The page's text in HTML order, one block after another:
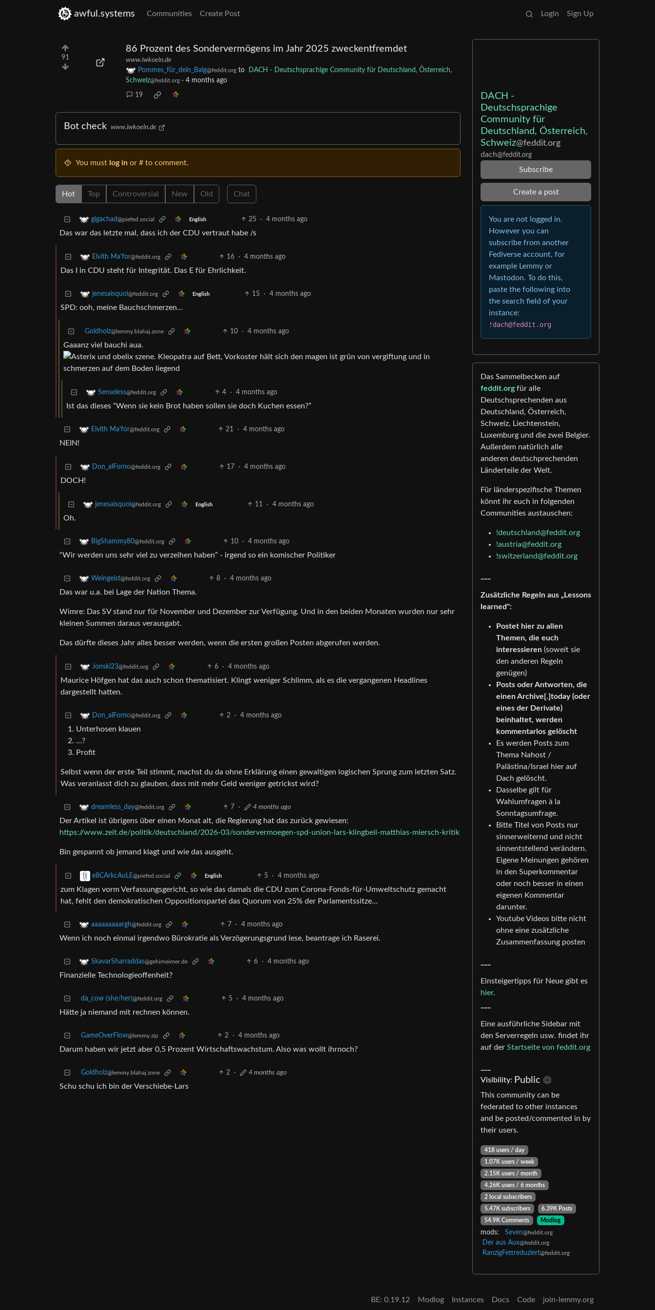
awful.systems Communities Create Post Login Sign Up
91
86 Prozent des Sondervermögens im Jahr 2025 zweckentfremdet
www.iwkoeln.de
Pommes_für_dein_Balg@feddit.org to
DACH - Deutschsprachige Community für Deutschland, Österreich,
Schweiz@feddit.org · 4 months ago
19
Bot check www.iwkoeln.de
You must log in or # to comment.
Hot Top Controversial New Old Chat
gigachad@piefed.social English 25 · 4 months ago
Das war das letzte mal, dass ich der CDU vertraut habe /s
Elvith Ma'for@feddit.org 16 · 4 months ago
Das I in CDU steht für Integrität. Das E für Ehrlichkeit.
jenesaisquoi@feddit.org English 15 · 4 months ago
SPD: ooh, meine Bauchschmerzen…
Goldholz@lemmy.blahaj.zone 10 · 4 months ago
Gaaanz viel bauchi aua.
Senseless@feddit.org 4 · 4 months ago
Ist das dieses “Wenn sie kein Brot haben sollen sie doch Kuchen essen?”
Elvith Ma'for@feddit.org 21 · 4 months ago
NEIN!
Don_alForno@feddit.org 17 · 4 months ago
DOCH!
jenesaisquoi@feddit.org English 11 · 4 months ago
Oh.
BigShammy80@feddit.org 10 · 4 months ago
“Wir werden uns sehr viel zu verzeihen haben” - irgend so ein komischer Politiker
Weingeist@feddit.org 8 · 4 months ago
Das war u.a. bei Lage der Nation Thema.
Wimre: Das SV stand nur für November und Dezember zur Verfügung. Und in den beiden Monaten wurden nur sehr
kleinen Summen daraus verausgabt.
Das dürfte dieses Jahr alles besser werden, wenn die ersten großen Posten abgerufen werden.
Jonski23@feddit.org 6 · 4 months ago
Maurice Höfgen hat das auch schon thematisiert. Klingt weniger Schlimm, als es die vergangenen Headlines
dargestellt hatten.
Don_alForno@feddit.org 2 · 4 months ago
Unterhosen klauen
…?
Profit
Selbst wenn der erste Teil stimmt, machst du da ohne Erklärung einen gewaltigen logischen Sprung zum letzten Satz.
Was veranlasst dich zu glauben, dass mit mehr Geld weniger getrickst wird?
dreamless_day@feddit.org 7 · 4 months ago
Der Artikel ist übrigens über einen Monat alt, die Regierung hat das zurück gewiesen:
https://www.zeit.de/politik/deutschland/2026-03/sondervermoegen-spd-union-lars-klingbeil-matthias-miersch-kritik
Bin gespannt ob jemand klagt und wie das ausgeht.
e8CArkcAuLE@piefed.social English 5 · 4 months ago
zum Klagen vorm Verfassungsgericht, so wie das damals die CDU zum Corona-Fonds-für-Umweltschutz gemacht
hat, fehlt den demokratischen Oppositionspartei das Quorum von 25% der Parlamentssitze…
aaaaaaaaargh@feddit.org 7 · 4 months ago
Wenn ich noch einmal irgendwo Bürokratie als Verzögerungsgrund lese, beantrage ich Raserei.
SkavarSharraddas@gehirneimer.de 6 · 4 months ago
Finanzielle Technologieoffenheit?
da_cow (she/her)@feddit.org 5 · 4 months ago
Hätte ja niemand mit rechnen können.
GameOverFlow@lemmy.zip 2 · 4 months ago
Darum haben wir jetzt aber 0,5 Prozent Wirtschaftswachstum. Also was wollt ihrnoch?
Goldholz@lemmy.blahaj.zone 2 · 4 months ago
Schu schu ich bin der Verschiebe-Lars
DACH -
Deutschsprachige
Community für
Deutschland, Österreich,
Schweiz@feddit.org
dach@feddit.org
Subscribe
Create a post
You are not logged in.
However you can
subscribe from another
Fediverse account, for
example Lemmy or
Mastodon. To do this,
paste the following into
the search field of your
instance:
!dach@feddit.org
Das Sammelbecken auf
feddit.orgfür alle
Deutschsprechenden aus
Deutschland, Österreich,
Schweiz, Liechtenstein,
Luxemburg und die zwei Belgier.
Außerdem natürlich alle
anderen deutschprechenden
Länderteile der Welt.
Für länderspezifische Themen
könnt ihr euch in folgenden
Communities austauschen:
!deutschland@feddit.org
!austria@feddit.org
!switzerland@feddit.org
Zusätzliche Regeln aus „Lessons
learned":
Postet hier zu allen
Themen, die euch
interessieren (soweit sie
den anderen Regeln
genügen)
Posts oder Antworten, die
einen Archive[.]today (oder
eines der Derivate)
beinhaltet, werden
kommentarlos gelöscht
Es werden Posts zum
Thema Nahost /
Palästina/Israel hier auf
Dach gelöscht.
Dasselbe gilt für
Wahlumfragen à la
Sonntagsumfrage.
Bitte Titel von Posts nur
sinnerweiternd und nicht
sinnentstellend verändern.
Eigene Meinungen gehören
in den Superkommentar
oder noch besser in einen
eigenen Kommentar
darunter.
Youtube Videos bitte nicht
ohne eine zusätzliche
Zusammenfassung posten
Einsteigertipps für Neue gibt es
hier.
Eine ausführliche Sidebar mit
den Serverregeln usw. findet ihr
auf der Startseite von feddit.org
Visibility: Public
This community can be
federated to other instances
and be posted/commented in by
their users.
418 users / day
1.07K users / week
2.15K users / month
4.26K users / 6 months
2 local subscribers
5.47K subscribers
6.39K Posts
54.9K Comments
Modlog
mods: Seven@feddit.org
Der aus Aux@feddit.org
RanzigFettreduziert@feddit.org
BE: 0.19.12 Modlog Instances Docs Code join-lemmy.org